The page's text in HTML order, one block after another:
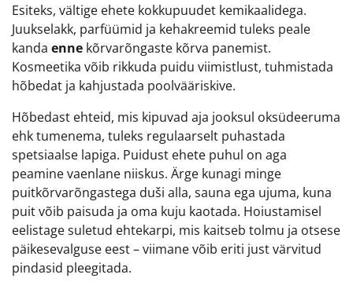
Esiteks, vältige ehete kokkupuudet kemikaalidega.
Juukselakk, parfüümid ja kehakreemid tuleks peale
kanda enne kõrvarõngaste kõrva panemist.
Kosmeetika võib rikkuda puidu viimistlust, tuhmistada
hõbedat ja kahjustada poolvääriskive.
Hõbedast ehteid, mis kipuvad aja jooksul oksüdeeruma
ehk tumenema, tuleks regulaarselt puhastada
spetsiaalse lapiga. Puidust ehete puhul on aga
peamine vaenlane niiskus. Ärge kunagi minge
puitkõrvarõngastega duši alla, sauna ega ujuma, kuna
puit võib paisuda ja oma kuju kaotada. Hoiustamisel
eelistage suletud ehtekarpi, mis kaitseb tolmu ja otsese
päikesevalguse eest – viimane võib eriti just värvitud
pindasid pleegitada.